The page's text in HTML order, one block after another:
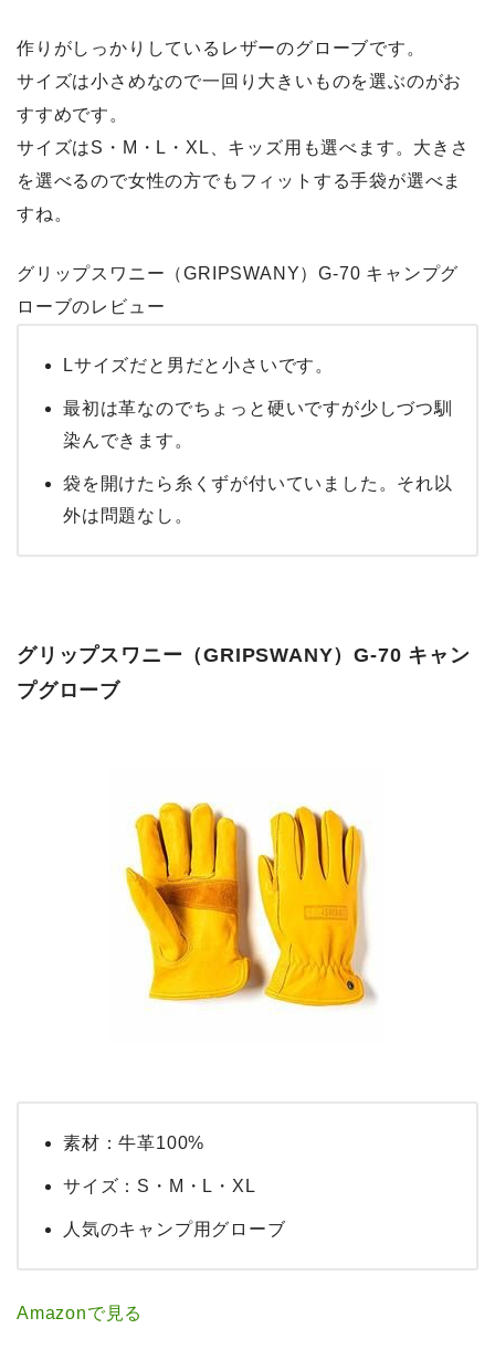
作りがしっかりしているレザーのグローブです。
サイズは小さめなので一回り大きいものを選ぶのがお
すすめです。
サイズはS・M・L・XL、キッズ用も選べます。大きさ
を選べるので女性の方でもフィットする手袋が選べま
すね。
グリップスワニー（GRIPSWANY）G-70 キャンプグ
ローブのレビュー
Lサイズだと男だと小さいです。
最初は革なのでちょっと硬いですが少しづつ馴
染んできます。
袋を開けたら糸くずが付いていました。それ以
外は問題なし。
グリップスワニー（GRIPSWANY）G-70 キャン
プグローブ
素材：牛革100%
サイズ：S・M・L・XL
人気のキャンプ用グローブ
Amazonで見る